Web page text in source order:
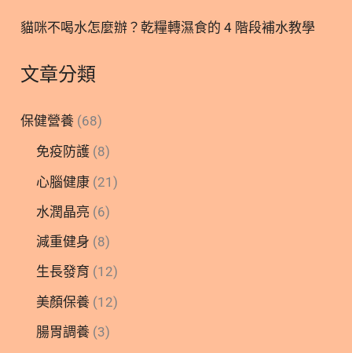
貓咪不喝水怎麼辦？乾糧轉濕食的 4 階段補水教學
文章分類
保健營養 (68)
免疫防護 (8)
心腦健康 (21)
水潤晶亮 (6)
減重健身 (8)
生長發育 (12)
美顏保養 (12)
腸胃調養 (3)